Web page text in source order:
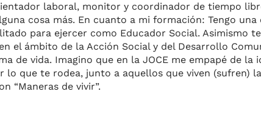
laboral, monitor y coordinador de tiempo
cosa más. En cuanto a mi formación: Tengo
para ejercer como Educador Social. Asimismo
el ámbito de la Acción Social y del Desarrollo
de vida. Imagino que en la JOCE me empapé de la
lo que te rodea, junto a aquellos que viven (sufren)
“Maneras de vivir”.